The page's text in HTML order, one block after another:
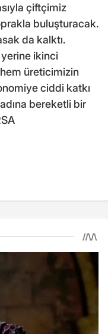
çiftçimiz
buluşturacak.
da kalktı.
yerine ikinci
üreticimizin
ciddi katkı
bereketli bir